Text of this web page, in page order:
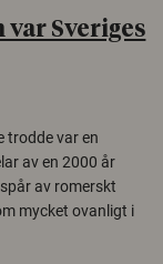
Sveriges
trodde var en
av en 2000 år
av romerskt
mycket ovanligt i